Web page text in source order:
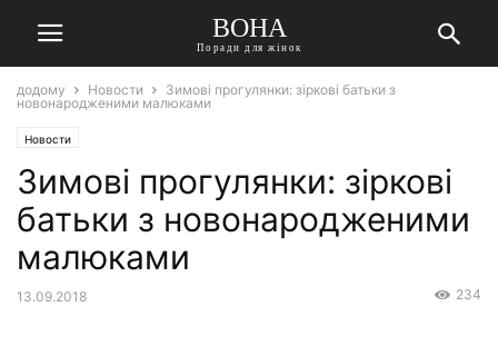
ВОНА
Поради для жінок
додому Новости
Зимові прогулянки: зіркові батьки з
новонародженими малюками
Новости
Зимові прогулянки: зіркові
батьки з новонародженими
малюками
13.09.2018 234